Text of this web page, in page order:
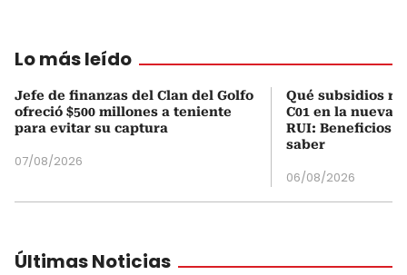
Lo más leído
Jefe de finanzas del Clan del Golfo
ofreció $500 millones a teniente
para evitar su captura
07/08/2026
Qué subsidios
C01 en la nueva
RUI: Beneficios
saber
06/08/2026
Últimas Noticias